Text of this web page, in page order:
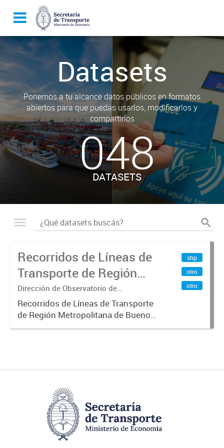
Datasets
Ponemos a tu alcance datos públicos en formatos
abiertos para que puedas usarlos, modificarlos y
compartirlos
048
DATASETS
Recorridos de Líneas de
Transporte de Región
Metropolitana de
Buenos Aires (RMBA)
Dirección de Observatorio de
Transporte, Estudio y Sistemas
Recorridos de Líneas de Transporte
de Región Metropolitana de Buenos
Aires (RMBA).-
shp
otro
otro